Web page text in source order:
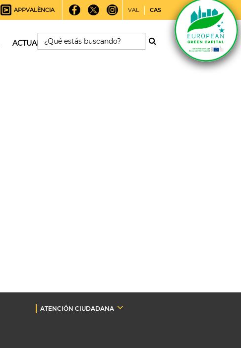
APPVALÈNCIA VAL CAS
ACTUALIDAD
ATENCIÓN CIUDADANA